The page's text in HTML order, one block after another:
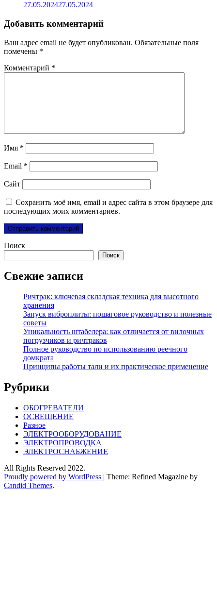
27.05.202427.05.2024
Добавить комментарий
Ваш адрес email не будет опубликован. Обязательные поля
помечены *
Комментарий *
Имя *
Email *
Сайт
Сохранить моё имя, email и адрес сайта в этом браузере для
последующих моих комментариев.
Поиск
Поиск
Свежие записи
Ричтрак: ключевая складская техника для высотного
хранения
Запуск виброплиты: пошаговое руководство и полезные
советы
Уникальность штабелера: как отличается от вилочных
погрузчиков и ричтраков
Полное руководство по использованию реечного
домкрата
Принципы работы тали и их практическое применение
Рубрики
ОБОГРЕВАТЕЛИ
ОСВЕЩЕНИЕ
Разное
ЭЛЕКТРООБОРУДОВАНИЕ
ЭЛЕКТРОПРОВОДКА
ЭЛЕКТРОСНАБЖЕНИЕ
All Rights Reserved 2022.
Proudly powered by WordPress | Theme: Refined Magazine by
Candid Themes.